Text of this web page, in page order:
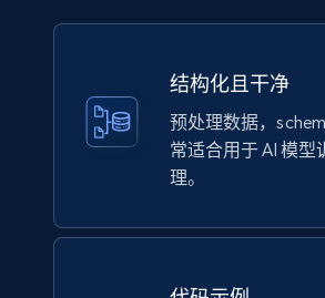
URL, Title, Rating, Reviews, Initial
price, Currency, Stock, and more.
991+ 165+
结构化且干净
预处理数据，
常适合用于 AI 模型
理。